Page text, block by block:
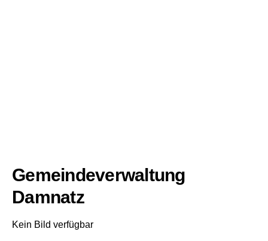
Gemeindeverwaltung
Damnatz
Kein Bild verfügbar